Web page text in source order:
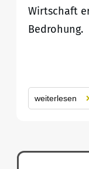
Wirtschaft
Bedrohung.
weiterlesen